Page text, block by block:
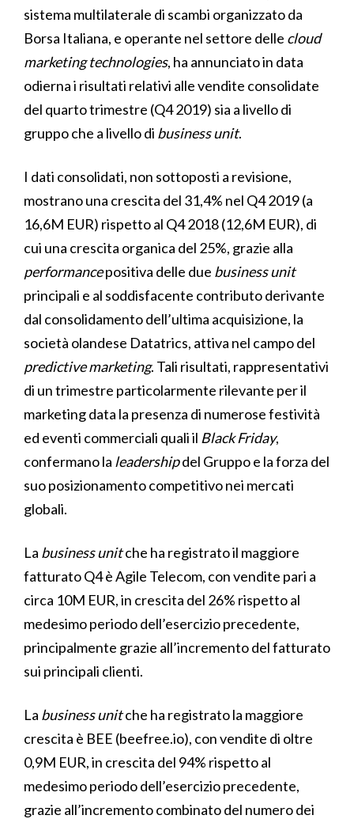
sistema multilaterale di scambi organizzato da
Borsa Italiana, e operante nel settore delle cloud
marketing technologies, ha annunciato in data
odierna i risultati relativi alle vendite consolidate
del quarto trimestre (Q4 2019) sia a livello di
gruppo che a livello di business unit.
I dati consolidati, non sottoposti a revisione,
mostrano una crescita del 31,4% nel Q4 2019 (a
16,6M EUR) rispetto al Q4 2018 (12,6M EUR), di
cui una crescita organica del 25%, grazie alla
performancepositiva delle due business unit
principali e al soddisfacente contributo derivante
dal consolidamento dell’ultima acquisizione, la
società olandese Datatrics, attiva nel campo del
predictive marketing. Tali risultati, rappresentativi
di un trimestre particolarmente rilevante per il
marketing data la presenza di numerose festività
ed eventi commerciali quali il Black Friday,
confermano la leadershipdel Gruppo e la forza del
suo posizionamento competitivo nei mercati
globali.
La business unitche ha registrato il maggiore
fatturato Q4 è Agile Telecom, con vendite pari a
circa 10M EUR, in crescita del 26% rispetto al
medesimo periodo dell’esercizio precedente,
principalmente grazie all’incremento del fatturato
sui principali clienti.
La business unitche ha registrato la maggiore
crescita è BEE (beefree.io), con vendite di oltre
0,9M EUR, in crescita del 94% rispetto al
medesimo periodo dell’esercizio precedente,
grazie all’incremento combinato del numero dei